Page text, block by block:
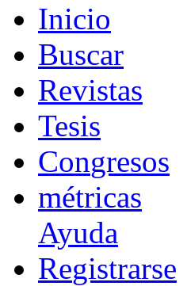
Inicio
Buscar
Revistas
Tesis
Congresos
métricas
Ayuda
Registrarse